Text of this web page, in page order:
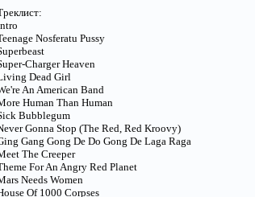
Nosferatu Pussy
Charger Heaven
Dead Girl
An American Band
Human Than Human
Bubblegum
Gonna Stop (The Red, Red Kroovy)
Gang Gong De Do Gong De Laga Raga
The Creeper
For An Angry Red Planet
Needs Women
Of 1000 Corpses